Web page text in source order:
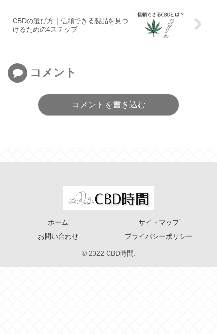
CBDの選び方｜信頼できる製品を見つ
けるための4ステップ
コメント
コメントを書き込む
ホーム
サイトマップ
お問い合わせ
プライバシーポリシー
© 2022 CBD時間.